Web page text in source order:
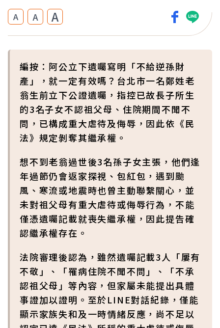
A A A
編按：阿公立下遺囑寫明「不給逆孫財
產」，就一定有效嗎？台北市一名鄭姓老
翁生前立下公證遺囑，指控已故長子所生
的3名子女不認祖父母、住院期間不聞不
問，已構成重大虐待及侮辱，因此依《民
法》規定剝奪其繼承權。
想不到老翁過世後3名孫子女主張，他們逢
年過節仍會返家探視、包紅包，遇到颱
風、寒流或地震時也曾主動聯繫關心，並
未對祖父母有重大虐待或侮辱行為，不能
僅憑遺囑記載就喪失繼承權，因此提告確
認繼承權存在。
法院審理後認為，雖然遺囑記載3人「屢有
不敬」、「罹病住院不聞不問」、「不承
認祖父母」等內容，但家屬未能提出具體
事證加以證明。至於LINE對話紀錄，僅能
顯示家族失和及一時情緒反應，尚不足以